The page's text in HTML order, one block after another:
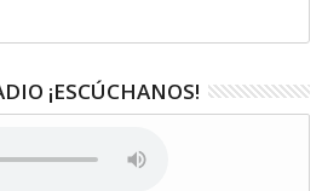
¡ESCÚCHANOS!